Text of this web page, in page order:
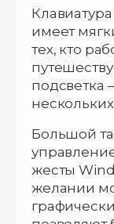
имеет
тех, кто
подсветка
Большой
жесты
желании